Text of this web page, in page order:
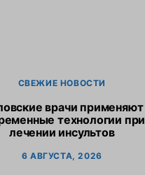
СВЕЖИЕ НОВОСТИ
врачи применяют
технологии при
лечении инсультов
6 АВГУСТА, 2026